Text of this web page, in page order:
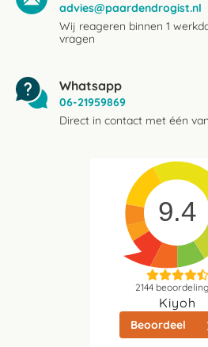
advies@paardendrogist.nl
Wij reageren binnen 1
vragen
Whatsapp
06-21959869
Direct in contact met één
9.4
2144
Kiyoh
Beoordeel